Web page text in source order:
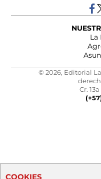
La
© 2026, Editorial
Cr.
COOKIES